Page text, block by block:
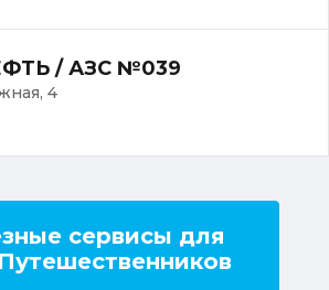
/ АЗС №039
4
сервисы для